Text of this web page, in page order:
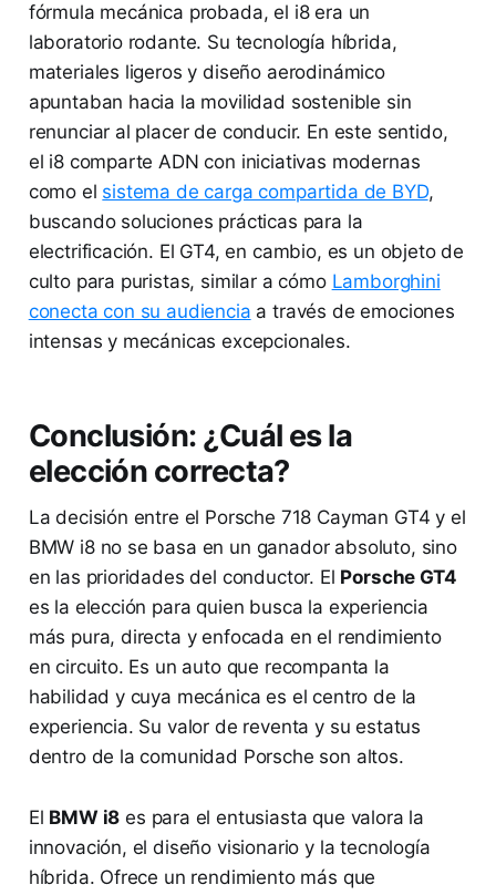
fórmula mecánica probada, el i8 era un
laboratorio rodante. Su tecnología híbrida,
materiales ligeros y diseño aerodinámico
apuntaban hacia la movilidad sostenible sin
renunciar al placer de conducir. En este sentido,
el i8 comparte ADN con iniciativas modernas
como el sistema de carga compartida de BYD,
buscando soluciones prácticas para la
electrificación. El GT4, en cambio, es un objeto de
culto para puristas, similar a cómo Lamborghini
conecta con su audiencia a través de emociones
intensas y mecánicas excepcionales.
Conclusión: ¿Cuál es la
elección correcta?
La decisión entre el Porsche 718 Cayman GT4 y el
BMW i8 no se basa en un ganador absoluto, sino
en las prioridades del conductor. El Porsche GT4
es la elección para quien busca la experiencia
más pura, directa y enfocada en el rendimiento
en circuito. Es un auto que recompanta la
habilidad y cuya mecánica es el centro de la
experiencia. Su valor de reventa y su estatus
dentro de la comunidad Porsche son altos.
El BMW i8 es para el entusiasta que valora la
innovación, el diseño visionario y la tecnología
híbrida. Ofrece un rendimiento más que